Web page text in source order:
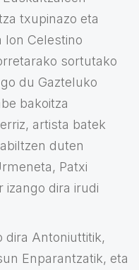
txupinazo eta
Ion Celestino
sortutako
du Gazteluko
bakoitza
artista batek
duten
Patxi
dira irudi
dira Antoniuttitik,
Enparantzatik, eta